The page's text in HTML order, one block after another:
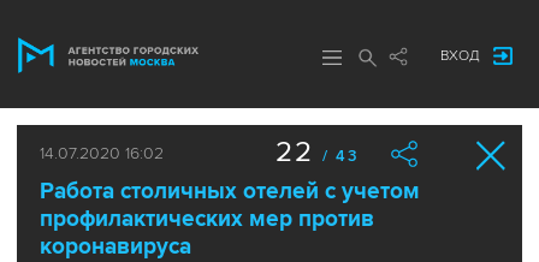
ВХОД
14.07.2020 16:02
Работа столичных отелей с учетом
профилактических мер против
коронавируса
22 / 43